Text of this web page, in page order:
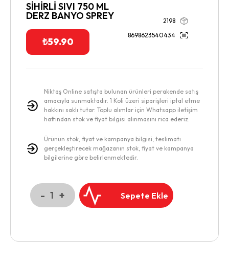
SİHİRLİ SIVI 750 ML
DERZ BANYO SPREY
₺59.90
2198
8698623540434
Niktaş Online satışta bulunan ürünleri perakende satış
amacıyla sunmaktadır. 1 Koli üzeri siparişleri iptal etme
hakkını saklı tutar. Toplu alımlar için Whatsapp iletişim
hattından stok ve fiyat bilgisi alınmasını rica ederiz.
Ürünün stok, fiyat ve kampanya bilgisi, teslimatı
gerçekleştirecek mağazanın stok, fiyat ve kampanya
bilgilerine göre belirlenmektedir.
- 1 + Sepete Ekle